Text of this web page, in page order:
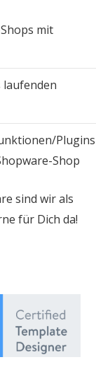
mit
laufenden
Plugins
Shop
sind wir als
für Dich da!